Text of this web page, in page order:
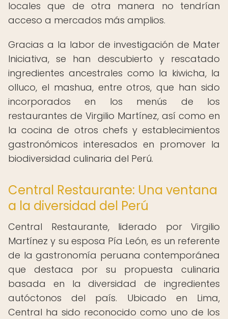
locales que de otra manera no tendrían
acceso a mercados más amplios.
Gracias a la labor de investigación de Mater
Iniciativa, se han descubierto y rescatado
ingredientes ancestrales como la kiwicha, la
olluco, el mashua, entre otros, que han sido
incorporados en los menús de los
restaurantes de Virgilio Martínez, así como en
la cocina de otros chefs y establecimientos
gastronómicos interesados en promover la
biodiversidad culinaria del Perú.
Central Restaurante: Una ventana
a la diversidad del Perú
Central Restaurante, liderado por Virgilio
Martínez y su esposa Pía León, es un referente
de la gastronomía peruana contemporánea
que destaca por su propuesta culinaria
basada en la diversidad de ingredientes
autóctonos del país. Ubicado en Lima,
Central ha sido reconocido como uno de los